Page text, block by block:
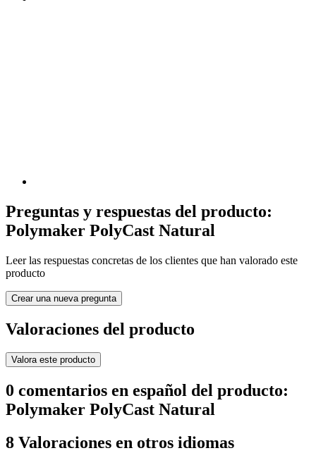
Preguntas y respuestas del producto:
Polymaker PolyCast Natural
Leer las respuestas concretas de los clientes que han valorado este
producto
Crear una nueva pregunta
Valoraciones del producto
Valora este producto
0 comentarios en español del producto:
Polymaker PolyCast Natural
8 Valoraciones en otros idiomas